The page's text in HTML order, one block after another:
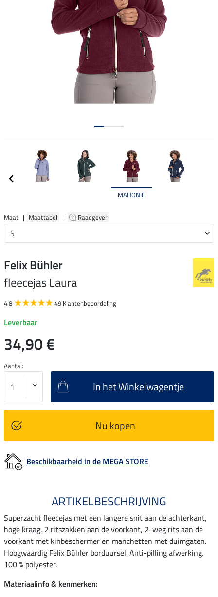
MAHONIE
Maat: | Maattabel | Raadgever
Felix Bühler
fleecejas Laura
4.8 49 Klantenbeoordeling
Leverbaar
34,90 €
Aantal:
In het Winkelwagentje
Nu kopen
Beschikbaarheid in de MEGA STORE
ARTIKELBESCHRIJVING
Superzacht fleecejas met een langere snit aan de achterkant,
hoge kraag, 2 ritszakken aan de voorkant, 2-weg rits aan de
voorkant met kinbeschermer en manchetten met duimgaten.
Hoogwaardig Felix Bühler borduursel. Anti-pilling afwerking.
100 % polyester.
Materiaalinfo & kenmerken: